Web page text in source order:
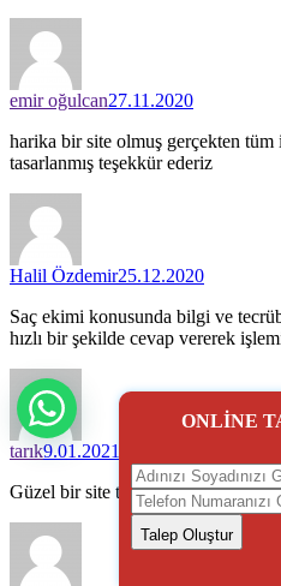
emir oğulcan27.11.2020
harika bir site olmuş gerçekten
tasarlanmış teşekkür ederiz
Halil Özdemir25.12.2020
Saç ekimi konusunda bilgi ve
hızlı bir şekilde cevap vererek
tarık9.01.2021
Güzel bir site tüm firmalar bir arada
ONLİNE
Talep Oluştur